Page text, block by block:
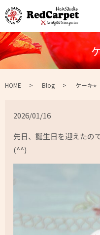
HOME Blog ケーキ⭐︎
2026/01/16
先日、誕生日を迎えたの
(^^)